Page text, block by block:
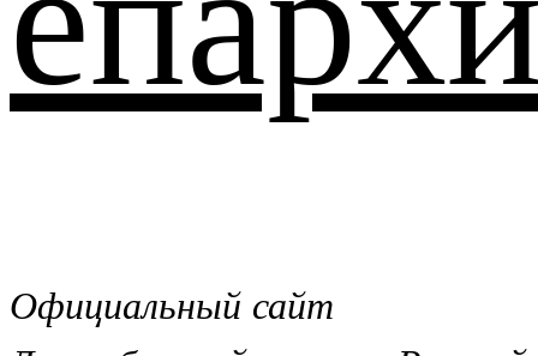
Официальный сайт